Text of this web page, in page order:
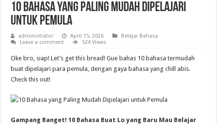
10 Bahasa Yang Paling Mudah Dipelajari
Untuk Pemula
administrator April 15, 2026
Belajar Bahasa
Leave a comment
524 Views
Oke bro, siap! Let’s get this bread! Gue bahas 10 bahasa termudah
buat dipelajari para pemula, dengan gaya bahasa yang chill abis.
Check this out!
Gampang Banget! 10 Bahasa Buat Lo yang Baru Mau Belajar